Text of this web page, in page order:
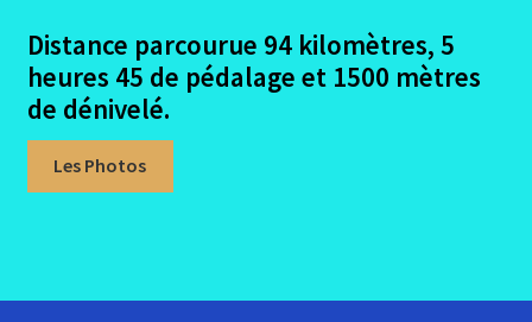
menu
Madrid – Santiago en 2017
Ouvrir
enfant
le
Distance parcourue 94 kilomètres, 5
heures 45 de pédalage et 1500 mètres
de dénivelé.
Les Photos